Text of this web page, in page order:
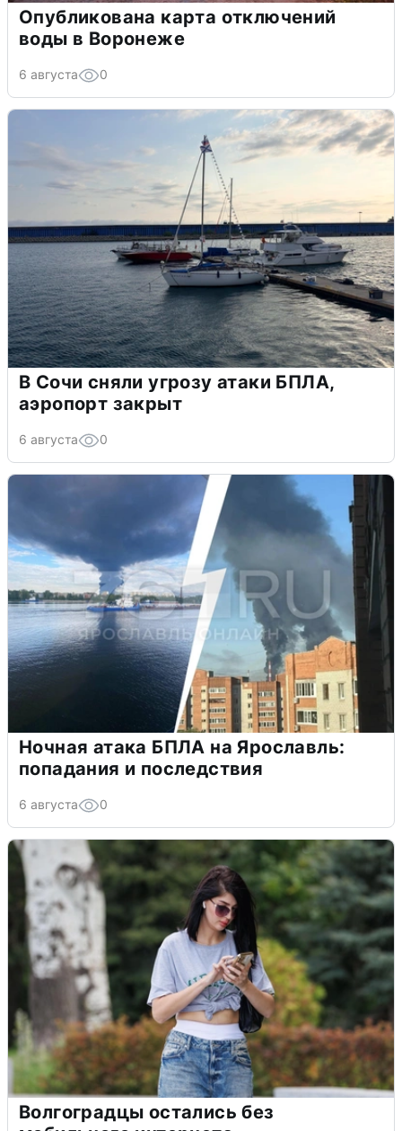
Опубликована карта отключений
воды в Воронеже
6 августа 0
В Сочи сняли угрозу атаки БПЛА,
аэропорт закрыт
6 августа 0
Ночная атака БПЛА на Ярославль:
попадания и последствия
6 августа 0
Волгоградцы остались без